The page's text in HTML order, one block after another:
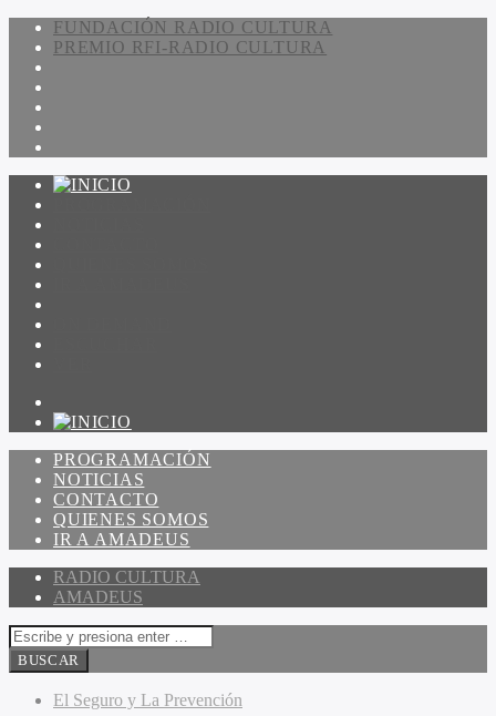
FUNDACIÓN RADIO CULTURA
PREMIO RFI-RADIO CULTURA
PROGRAMACIÓN
NOTICIAS
CONTACTO
QUIENES SOMOS
IR A AMADEUS
RADIO CULTURA
AMADEUS
El Seguro y La Prevención